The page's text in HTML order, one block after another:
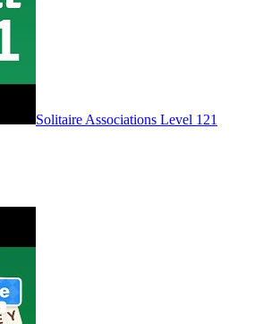
Level 121